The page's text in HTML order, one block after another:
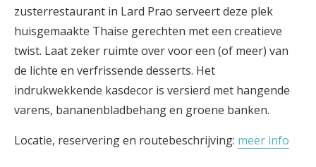
zusterrestaurant in Lard Prao serveert deze plek
huisgemaakte Thaise gerechten met een creatieve
twist. Laat zeker ruimte over voor een (of meer) van
de lichte en verfrissende desserts. Het
indrukwekkende kasdecor is versierd met hangende
varens, bananenbladbehang en groene banken.
Locatie, reservering en routebeschrijving: meer info